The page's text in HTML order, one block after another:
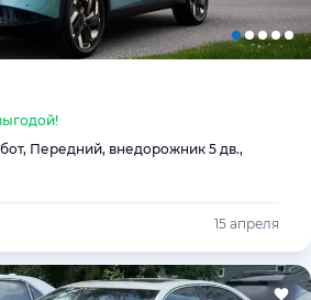
Передний, внедорожник 5 дв.,
15 апреля